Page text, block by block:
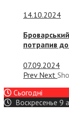
14.10.2024
потрапив
07.09.2024
Prev Next
Сьогодні
Воскресенье 9